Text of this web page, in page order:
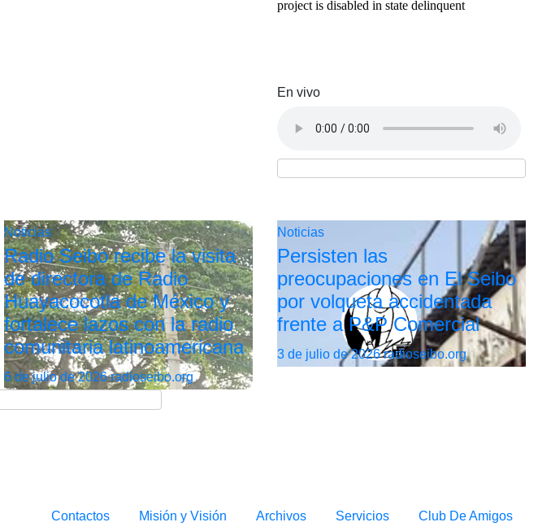
En vivo
Noticias
Radio Seibo recibe la visita
de directora de Radio
Huayacocotla de México y
fortalece lazos con la radio
comunitaria latinoamericana
6 de julio de 2026radioseibo.org
Noticias
Persisten las
preocupaciones en El Seibo
por volqueta accidentada
frente a P&P Comercial
3 de julio de 2026radioseibo.org
Contactos Misión y Visión Archivos Servicios Club De Amigos